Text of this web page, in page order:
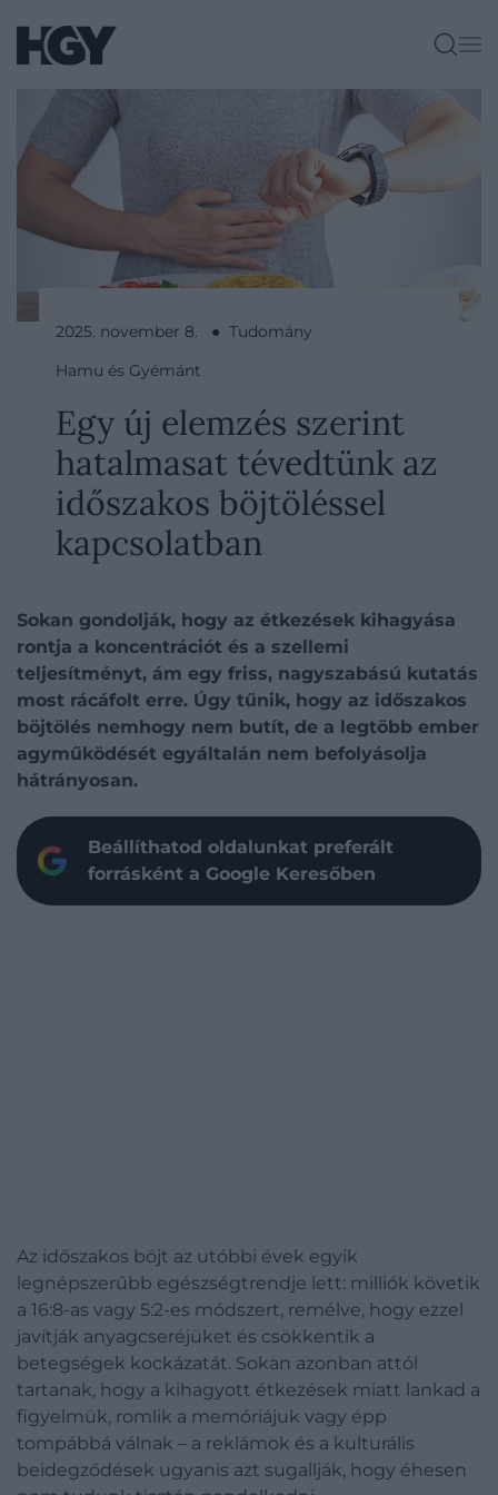
2025. november 8. ● Tudomány
Hamu és Gyémánt
Egy új elemzés szerint
hatalmasat tévedtünk az
időszakos böjtöléssel
kapcsolatban
Sokan gondolják, hogy az étkezések kihagyása
rontja a koncentrációt és a szellemi
teljesítményt, ám egy friss, nagyszabású kutatás
most rácáfolt erre. Úgy tűnik, hogy az időszakos
böjtölés nemhogy nem butít, de a legtöbb ember
agyműködését egyáltalán nem befolyásolja
hátrányosan.
Beállíthatod oldalunkat preferált
forrásként a Google Keresőben
Az időszakos böjt az utóbbi évek egyik
legnépszerűbb egészségtrendje lett: milliók követik
a 16:8-as vagy 5:2-es módszert, remélve, hogy ezzel
javítják anyagcseréjüket és csökkentik a
betegségek kockázatát. Sokan azonban attól
tartanak, hogy a kihagyott étkezések miatt lankad a
figyelmük, romlik a memóriájuk vagy épp
tompábbá válnak – a reklámok és a kulturális
beidegződések ugyanis azt sugallják, hogy éhesen